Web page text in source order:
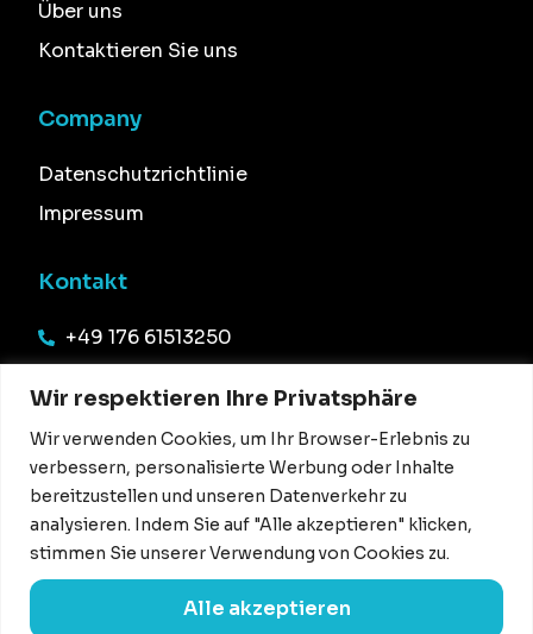
Wir respektieren Ihre Privatsphäre
Wir verwenden Cookies, um Ihr Browser-Erlebnis zu
verbessern, personalisierte Werbung oder Inhalte
bereitzustellen und unseren Datenverkehr zu
analysieren. Indem Sie auf "Alle akzeptieren" klicken,
stimmen Sie unserer Verwendung von Cookies zu.
Alle akzeptieren
Über uns
Kontaktieren Sie uns
Company
Datenschutzrichtlinie
Impressum
Kontakt
+49 176 61513250
Haselünner Str. 13,
49844 Bawinkel
Copyright © 2024 office54. All Right Reserved.